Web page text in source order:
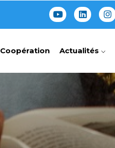
Coopération Actualités